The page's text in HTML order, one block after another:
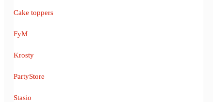
Cake toppers
FyM
Krosty
PartyStore
Stasio